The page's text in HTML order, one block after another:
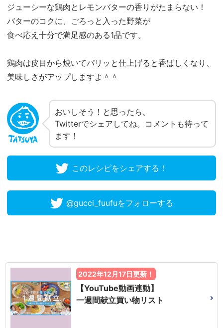
ジューシーな鶏肉とレモンバターの香りがたまらない！
バターのコクに、ごろっと入った野菜が
食べ応え十分で満足感のある1品です。
鶏肉は皮目から焼いてパリッと仕上げると香ばしくなり、
美味しさがアップしますよ＾＾
おいしそう！と思ったら、
Twitterでシェアしてね。コメントも待って
ます！
このレシピをシェアする！
@gucci_fuufuをフォローする
2022年12月17日更新！
【YouTube動画連動】
一週間献立買い物リスト